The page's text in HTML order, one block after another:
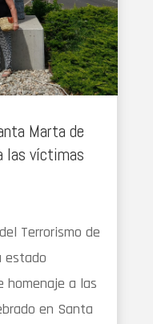
Marta de
las víctimas
Terrorismo de
estado
homenaje a las
en Santa